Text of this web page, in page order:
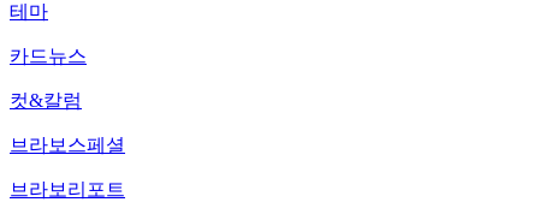
테마
카드뉴스
컷&칼럼
브라보스페셜
브라보리포트